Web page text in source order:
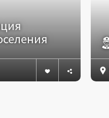
ул.Школьная, 5